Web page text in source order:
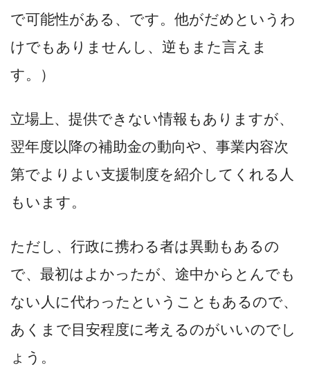
で可能性がある、です。他がだめというわ
けでもありませんし、逆もまた言えま
す。）
立場上、提供できない情報もありますが、
翌年度以降の補助金の動向や、事業内容次
第でよりよい支援制度を紹介してくれる人
もいます。
ただし、行政に携わる者は異動もあるの
で、最初はよかったが、途中からとんでも
ない人に代わったということもあるので、
あくまで目安程度に考えるのがいいのでし
ょう。